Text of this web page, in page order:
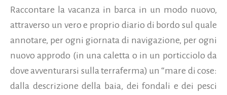
Raccontare la vacanza in barca in un modo nuovo,
attraverso un vero e proprio diario di bordo sul quale
annotare, per ogni giornata di navigazione, per ogni
nuovo approdo (in una caletta o in un porticciolo da
dove avventurarsi sulla terraferma) un “mare di cose:
dalla descrizione della baia, dei fondali e dei pesci